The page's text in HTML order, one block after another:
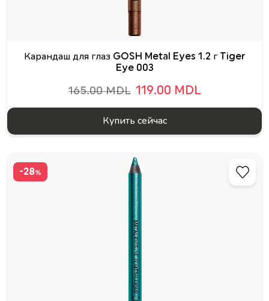
Карандаш для глаз GOSH Metal Eyes 1.2 г Tiger
Eye 003
165.00 MDL 119.00 MDL
Купить сейчас
-28%